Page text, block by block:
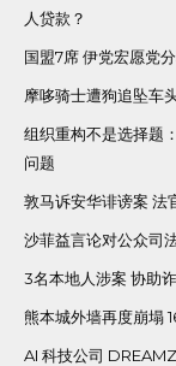
人贷款？
国盟7席 伊党宏愿党
摩哆骑士遭狗追坠车
组织重构不是选择题
问题
敦马诉安华诽谤案 法
沙菲益言论对公众司
3名本地人涉案 协助
熊本城外墙再度崩塌
AI 科技公司